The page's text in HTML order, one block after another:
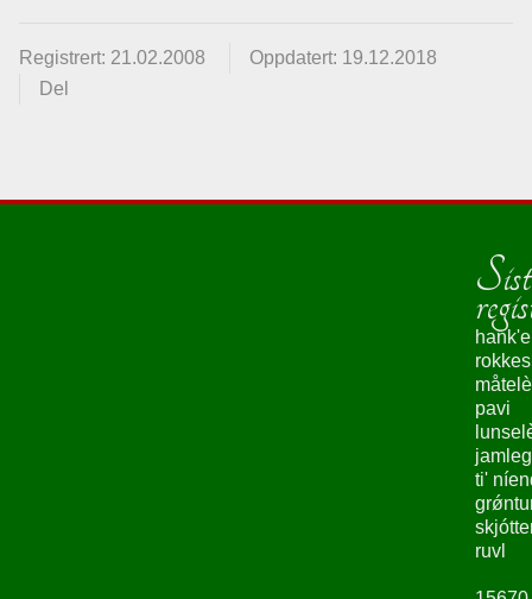
Registrert: 21.02.2008
Oppdatert: 19.12.2018
Del
hank'e
pavi
ti'
ruvl